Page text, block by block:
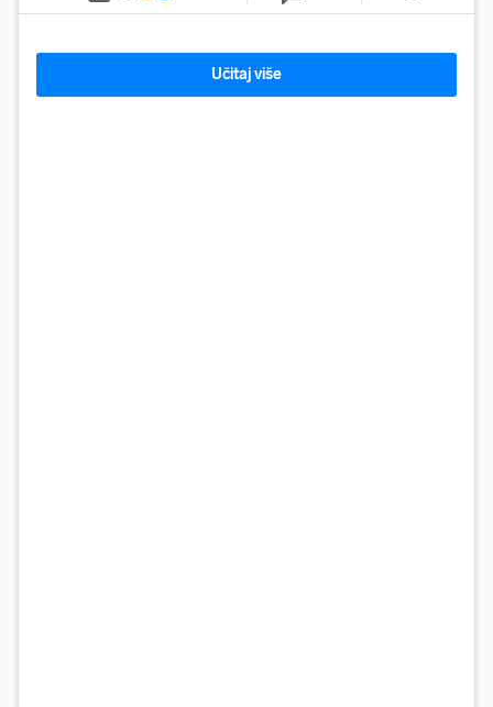
Učitaj više